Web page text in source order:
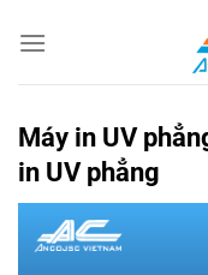
qua
Máy in UV
in UV phẳng